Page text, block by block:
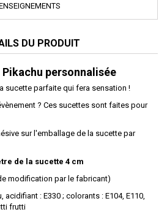
DU PRODUIT
personnalisée
sucette parfaite qui fera sensation !
? Ces sucettes sont faites pour
sur l'emballage de la sucette par
de la sucette 4 cm
modification par le fabricant)
: E330 ; colorants : E104, E110,
frutti